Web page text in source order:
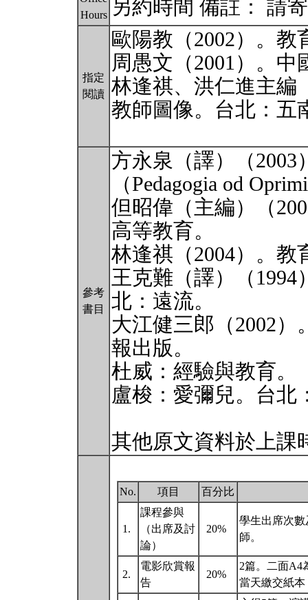
Hours
另約時間 備註： 請
指定
閱讀
歐陽教（2002）。
周愚文（2001）。
林逢祺、洪仁進主編
教師圖像。台北：五
參考
書目
方永泉（譯）（2003
（Pedagogia od
但昭偉（主編）（
高等教育。
林逢祺（2004）。
王克難（譯）（
北：遠流。
大江健三郎（2002
報出版。
杜威：經驗與教育。
盧梭：愛彌兒。台北
其他原文資料於上課
No. 項目 百分比
1.
課程參與
（出席及討
論）
20%
學生出席次
師。
2.
電影欣賞報
告
20%
2篇。二面A4
當天繳交紙